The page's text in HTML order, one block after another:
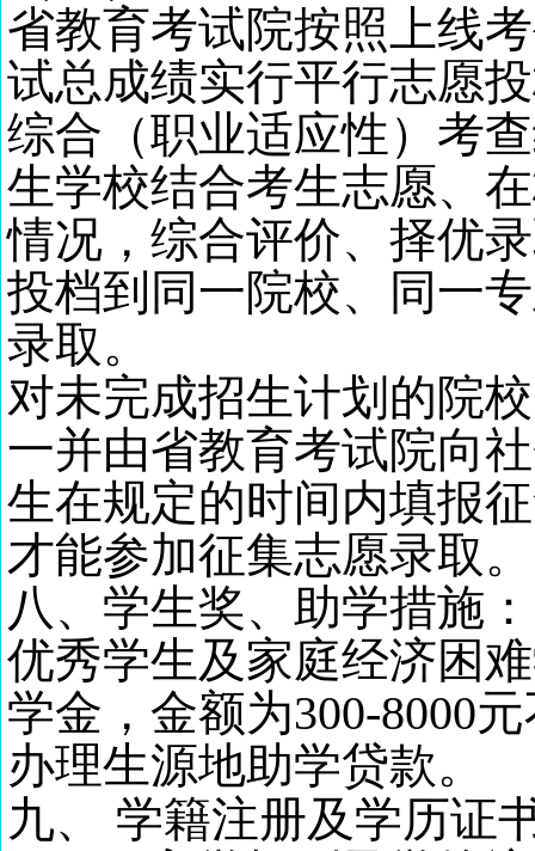
省教育考试院按照上线
试总成绩实行平行志愿
综合（职业适应性）考
生学校结合考生志愿、
情况，综合评价、择优
投档到同一院校、同一
录取。
对未完成招生计划的院
一并由省教育考试院向
生在规定的时间内填报
才能参加征集志愿录取 。
八、学生奖、助学措施：
优秀学生及家庭经济困
学金，金额为300-8000
办理生源地助学贷款。
九、
学籍注册及学历证